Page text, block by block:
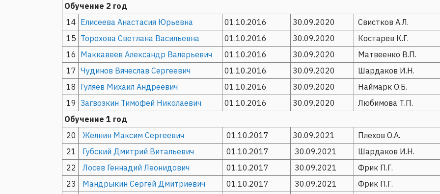
Обучение 2 год
14 Елисеева Анастасия Юрьевна 01.10.2016 30.09.2020
Свистков А.Л.
15 Торохова Светлана Васильевна 01.10.2016 30.09.2020
Костарев К.Г.
16 Маккавеев Александр Валерьевич 01.10.2016 30.09.2020
Матвеенко В.П.
17 Чудинов Вячеслав Сергеевич 01.10.2016 30.09.2020
Шардаков И.Н.
18 Гуляев Михаил Андреевич 01.10.2016 30.09.2020
Наймарк О.Б.
19 Загвозкин Тимофей Николаевич 01.10.2016 30.09.2020
Любимова Т.П.
Обучение 1 год
20
Желнин Максим Сергеевич 01.10.2017 30.09.2021
Плехов О.А.
21
Губский Дмитрий Витальевич 01.10.2017 30.09.2021
Шардаков И.Н.
22
Лосев Геннадий Леонидович 01.10.2017 30.09.2021
Фрик П.Г.
23
Мандрыкин Сергей Дмитриевич 01.10.2017 30.09.2021
Фрик П.Г.